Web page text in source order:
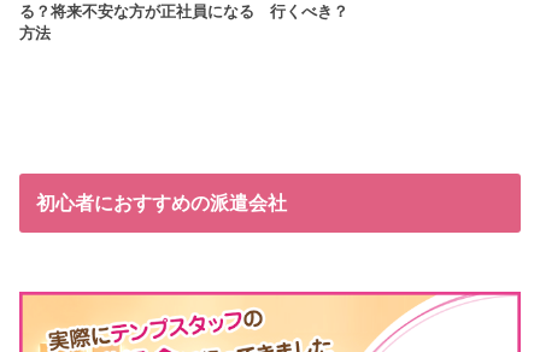
る？将来不安な方が正社員になる
方法
行くべき？
初心者におすすめの派遣会社